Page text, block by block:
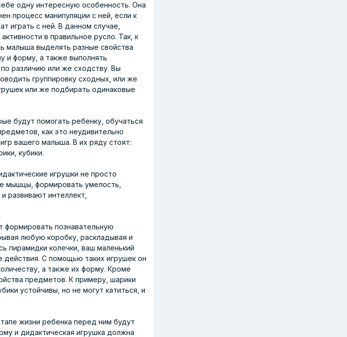
одну интересную особенность. Она
процесс манипуляции с ней, если к
играть с ней. В данном случае,
в правильное русло. Так, к
малыша выделять разные свойства
и форму, а также выполнять
различию или же сходству. Вы
группировку сходных, или же
или же подбирать одинаковые
будут помогать ребенку, обучаться
как это неудивительно
вашего малыша. В их ряду стоят:
кубики.
игрушки не просто
мышцы, формировать умелость,
развивают интеллект,
формировать познавательную
любую коробку, раскладывая и
пирамидки колечки, ваш маленький
С помощью таких игрушек он
а также их форму. Кроме
предметов. К примеру, шарики
устойчивы, но не могут катиться, и
жизни ребенка перед ним будут
и дидактическая игрушка должна